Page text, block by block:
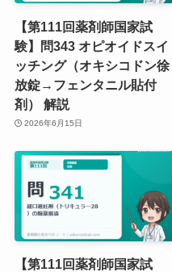
【第111回薬剤師国家試
験】問343 オピオイドスイ
ッチング（オキシコドン徐
放錠→フェンタニル貼付
剤） 解説
2026年6月15日
【第111回薬剤師国家試